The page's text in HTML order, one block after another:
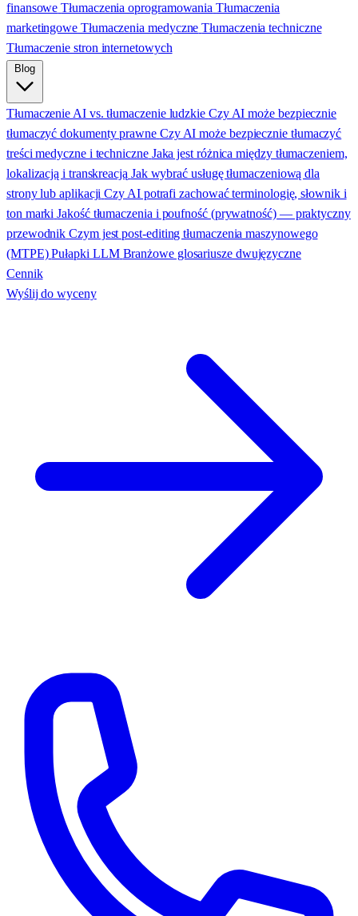
finansowe Tłumaczenia oprogramowania Tłumaczenia
marketingowe Tłumaczenia medyczne Tłumaczenia techniczne
Tłumaczenie stron internetowych
Tłumaczenie AI vs. tłumaczenie ludzkie Czy AI może bezpiecznie
tłumaczyć dokumenty prawne Czy AI może bezpiecznie tłumaczyć
treści medyczne i techniczne Jaka jest różnica między tłumaczeniem,
lokalizacją i transkreacją Jak wybrać usługę tłumaczeniową dla
strony lub aplikacji Czy AI potrafi zachować terminologię, słownik i
ton marki Jakość tłumaczenia i poufność (prywatność) — praktyczny
przewodnik Czym jest post-editing tłumaczenia maszynowego
(MTPE) Pułapki LLM Branżowe glosariusze dwujęzyczne
Cennik
Wyślij do wyceny